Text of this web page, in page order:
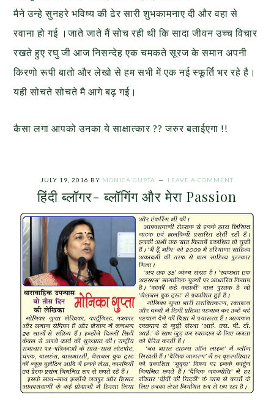
मैने उन्हे सुनहरे भविष्य की ढेर सारी शुभकामनाए दी और वहा से
रवाना हो गई ।जाते जाते मैं सोच रही थी कि सादा जीवन उच्च विचार
रखते हुए रघु जी आज निसन्देह एक चमकते सूरज के समान अपनी
किरणो रूपी बातो और लेखो से हम सभी में एक नई स्फूर्ति भर रहे है।
यही सोचते सोचते मै आगे बढ़ गई।
कैसा लगा आपको उनका ये साक्षात्कार ?? जरुर बताईएगा !!
JULY 19, 2016 BY MONICA GUPTA LEAVE A COMMENT
हिंदी ब्लॉगर- ब्लॉगिंग और मेरा Passion